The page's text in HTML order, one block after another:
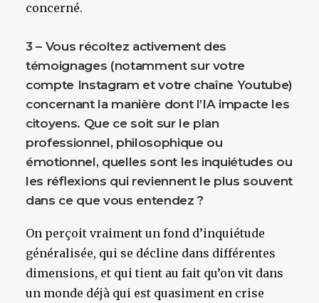
concerné.
3 – Vous récoltez activement des
témoignages (notamment sur votre
compte Instagram et votre chaîne Youtube)
concernant la manière dont l’IA impacte les
citoyens. Que ce soit sur le plan
professionnel, philosophique ou
émotionnel, quelles sont les inquiétudes ou
les réflexions qui reviennent le plus souvent
dans ce que vous entendez ?
On perçoit vraiment un fond d’inquiétude
généralisée, qui se décline dans différentes
dimensions, et qui tient au fait qu’on vit dans
un monde déjà qui est quasiment en crise